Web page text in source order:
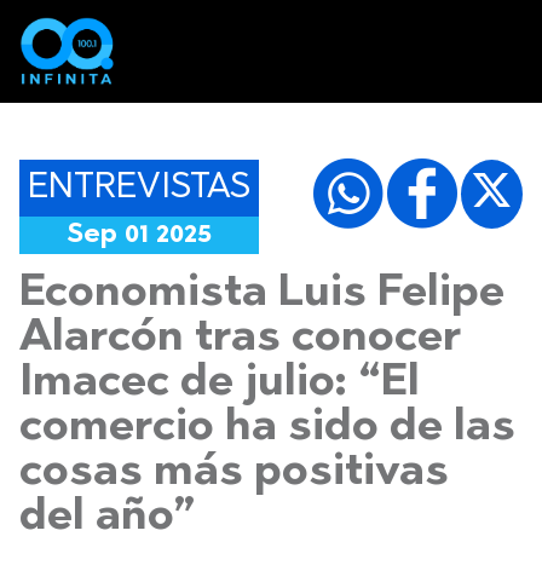
ENTREVISTAS
Sep 01 2025
Economista Luis Felipe
Alarcón tras conocer
Imacec de julio: “El
comercio ha sido de las
cosas más positivas
del año”